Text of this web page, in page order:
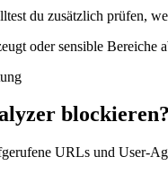
du zusätzlich prüfen,
oder sensible
blockieren?
URLs und User-